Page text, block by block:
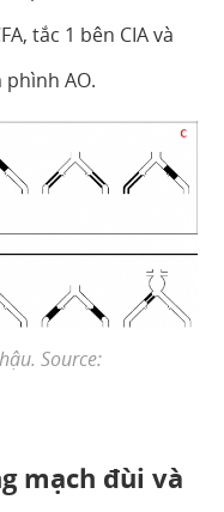
tắc 1 bên CIA và
phình AO.
Source:
mạch đùi và